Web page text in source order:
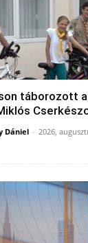
táborozott
Dániel - 2026,